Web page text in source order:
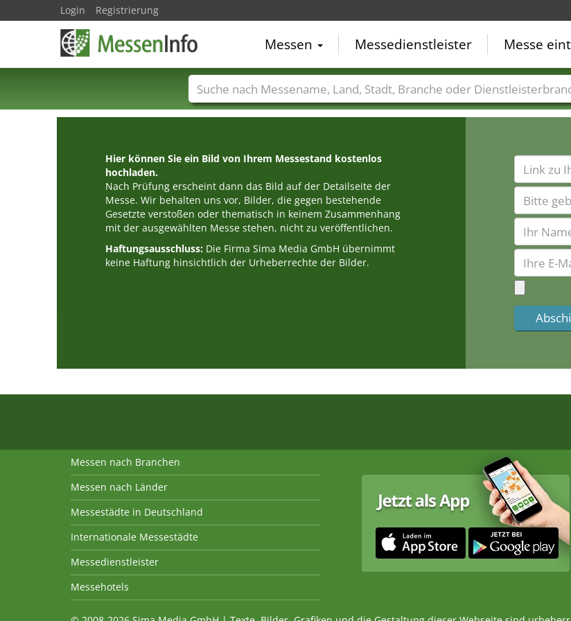
Hier können Sie ein Bild von Ihrem Messestand kostenlos
hochladen.
Nach Prüfung erscheint dann das Bild auf der Detailseite der
Messe. Wir behalten uns vor, Bilder, die gegen bestehende
Gesetzte verstoßen oder thematisch in keinem Zusammenhang
mit der ausgewählten Messe stehen, nicht zu veröffentlichen.
Haftungsausschluss: Die Firma Sima Media GmbH übernimmt
keine Haftung hinsichtlich der Urheberrechte der Bilder.
Login Registrierung
Messen Messedienstleister Messe
Messenamen Länder Städte Branchen Dienstleisterbranchen
Messen nach Branchen
Messen nach Länder
Messestädte in Deutschland
Internationale Messestädte
Messedienstleister
Messehotels